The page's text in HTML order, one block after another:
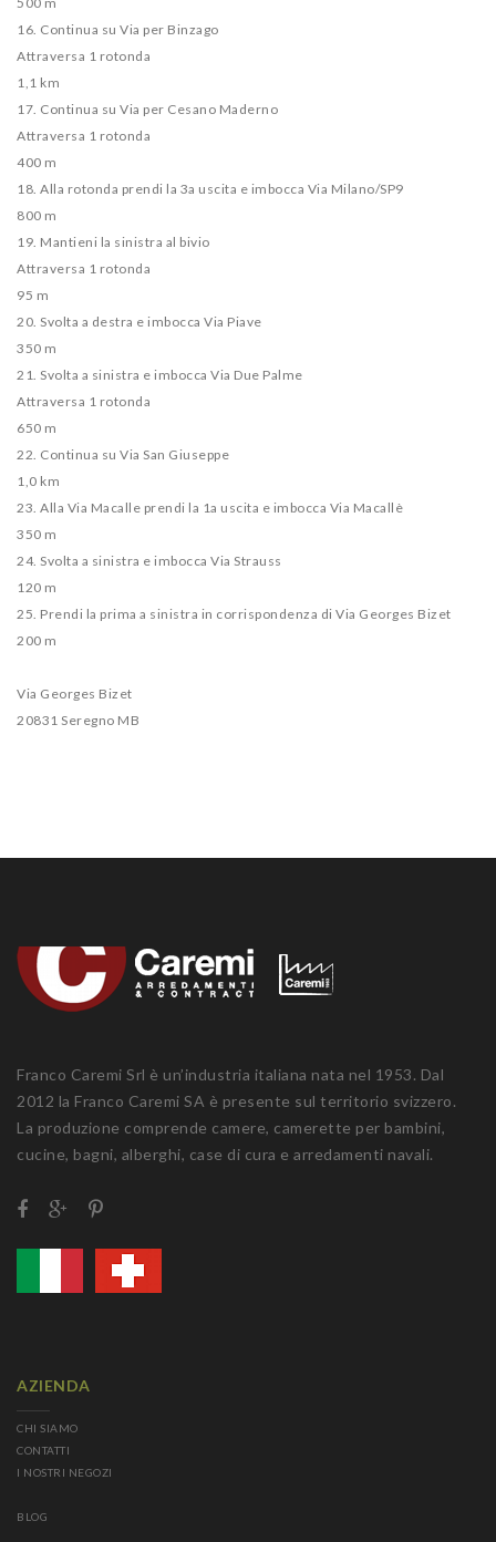
16. Continua su Via per Binzago
Attraversa 1 rotonda
1,1 km
17. Continua su Via per Cesano Maderno
Attraversa 1 rotonda
400 m
18. Alla rotonda prendi la 3a uscita e imbocca Via Milano/​SP9
800 m
19. Mantieni la sinistra al bivio
Attraversa 1 rotonda
95 m
20. Svolta a destra e imbocca Via Piave
350 m
21. Svolta a sinistra e imbocca Via Due Palme
Attraversa 1 rotonda
650 m
22. Continua su Via San Giuseppe
1,0 km
23. Alla Via Macalle prendi la 1a uscita e imbocca Via Macallè
350 m
24. Svolta a sinistra e imbocca Via Strauss
120 m
25. Prendi la prima a sinistra in corrispondenza di Via Georges Bizet
200 m
Via Georges Bizet
20831 Seregno MB
Franco Caremi Srl è un’industria italiana nata nel 1953. Dal
2012 la Franco Caremi SA è presente sul territorio svizzero.
La produzione comprende camere, camerette per bambini,
cucine, bagni, alberghi, case di cura e arredamenti navali.
AZIENDA
CHI SIAMO
CONTATTI
I NOSTRI NEGOZI
BLOG